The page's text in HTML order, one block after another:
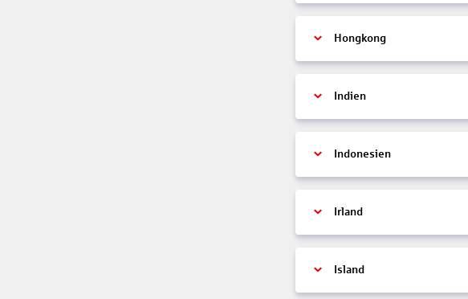
Hongkong
Indien
Indonesien
Irland
Island